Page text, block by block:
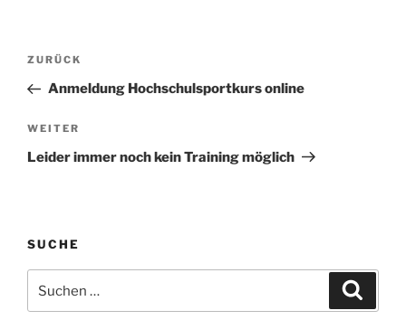
Beitragsnavigation
Vorheriger
Beitrag
ZURÜCK
Anmeldung Hochschulsportkurs online
Nächster
Beitrag
WEITER
Leider immer noch kein Training möglich
SUCHE
nach: